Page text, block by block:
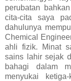
perubatan
cita-cita saya
dahulunya
Chemical
ahli fizik. Minat
sains lahir sejak
bahagi dalam
menyukai